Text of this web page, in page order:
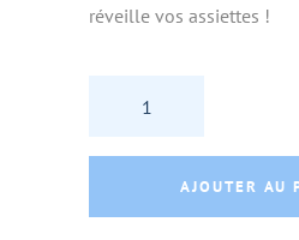
réveille vos assiettes !
CAPRES AU
AJOUTER AU